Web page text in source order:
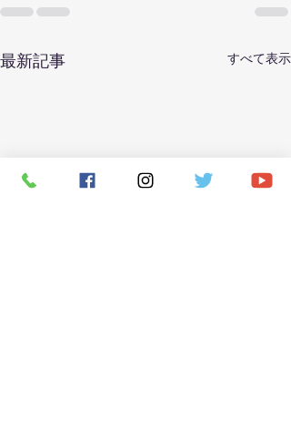
最新記事 すべて表示